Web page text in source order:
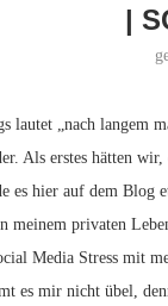
|
lautet „nach langem
Als erstes hätten
es hier auf dem Blog
meinem privaten
Media Stress mit
es mir nicht übel,